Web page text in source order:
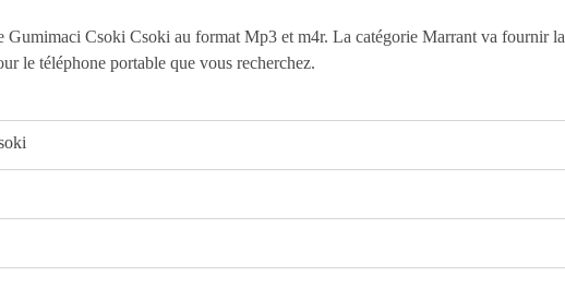
Gumimaci Csoki Csoki au format Mp3 et m4r. La catégorie Marrant va fournir la
le téléphone portable que vous recherchez.